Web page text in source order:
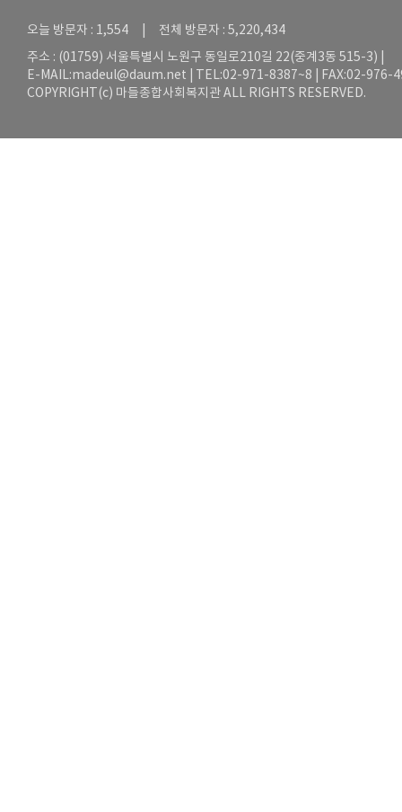
오늘 방문자 : 1,554 | 전체 방문자 : 5,220,434
주소 : (01759) 서울특별시 노원구 동일로210길 22(중계3동 515-3) |
E-MAIL:madeul@daum.net | TEL:02-971-8387~8 | FAX:02-976-
COPYRIGHT(c) 마들종합사회복지관 ALL RIGHTS RESERVED.